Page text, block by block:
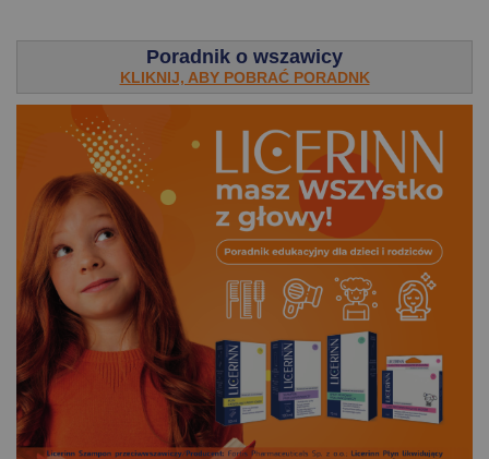
Poradnik o wszawicy
KLIKNIJ, ABY POBRAĆ PORADNK